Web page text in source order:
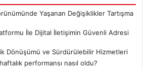
Yaşanan Değişiklikler Tartışma
İle Dijital İletişimin Güvenli Adresi
Dönüşümü ve Sürdürülebilir Hizmetleri
haftalık performansı nasıl oldu?